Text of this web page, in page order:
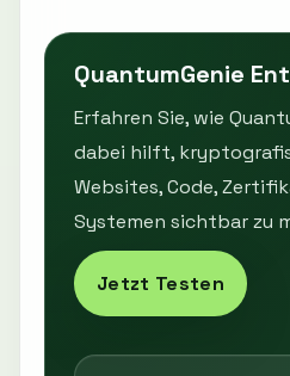
QuantumGenie
Erfahren Sie, wie
dabei hilft,
Websites, Code,
Systemen sichtbar zu
Jetzt Testen